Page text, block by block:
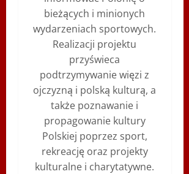
bieżących i minionych
wydarzeniach sportowych.
Realizacji projektu
przyświeca
podtrzymywanie więzi z
ojczyzną i polską kulturą, a
także poznawanie i
propagowanie kultury
Polskiej poprzez sport,
rekreację oraz projekty
kulturalne i charytatywne.